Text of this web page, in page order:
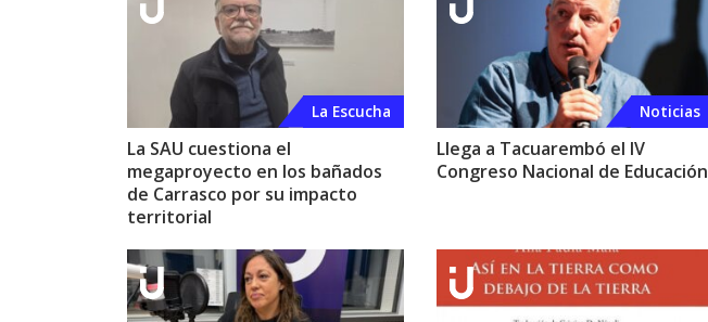
La Escucha
La SAU cuestiona el
megaproyecto en los bañados
de Carrasco por su impacto
territorial
Noticias
Llega a Tacuarembó el IV
Congreso Nacional de Educación